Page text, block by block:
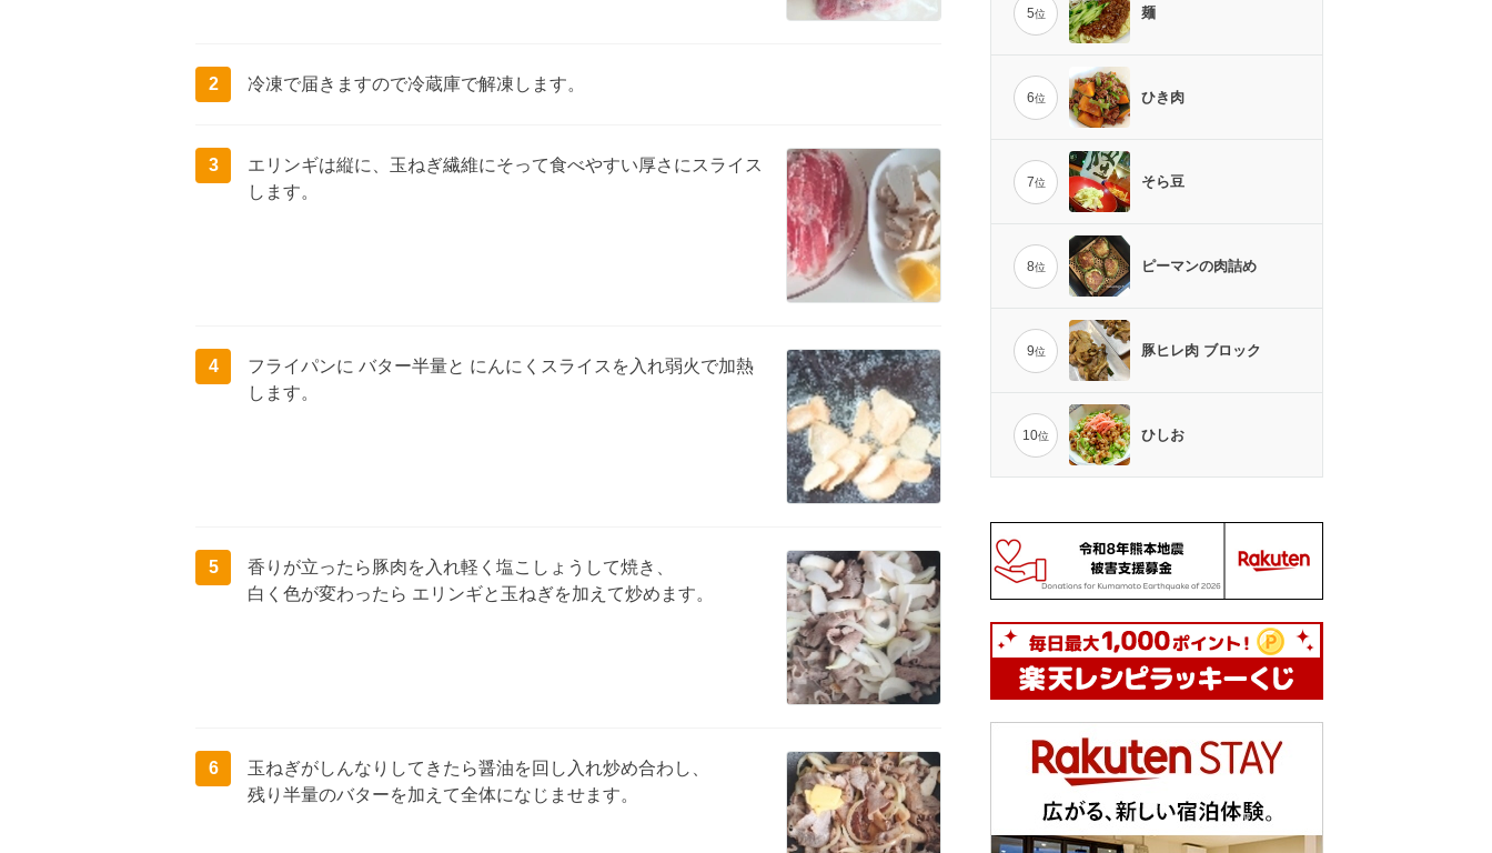
2 冷凍で届きますので冷蔵庫で解凍します。
3
エリンギは縦に、玉ねぎ繊維にそって食べやすい厚さにスライス
します。
4
フライパンに バター半量と にんにくスライスを入れ弱火で加熱
します。
5
香りが立ったら豚肉を入れ軽く塩こしょうして焼き、
白く色が変わったら エリンギと玉ねぎを加えて炒めます。
6
玉ねぎがしんなりしてきたら醤油を回し入れ炒め合わし、
残り半量のバターを加えて全体になじませます。
5位 麺
6位 ひき肉
7位 そら豆
8位 ピーマンの肉詰め
9位 豚ヒレ肉 ブロック
10位 ひしお